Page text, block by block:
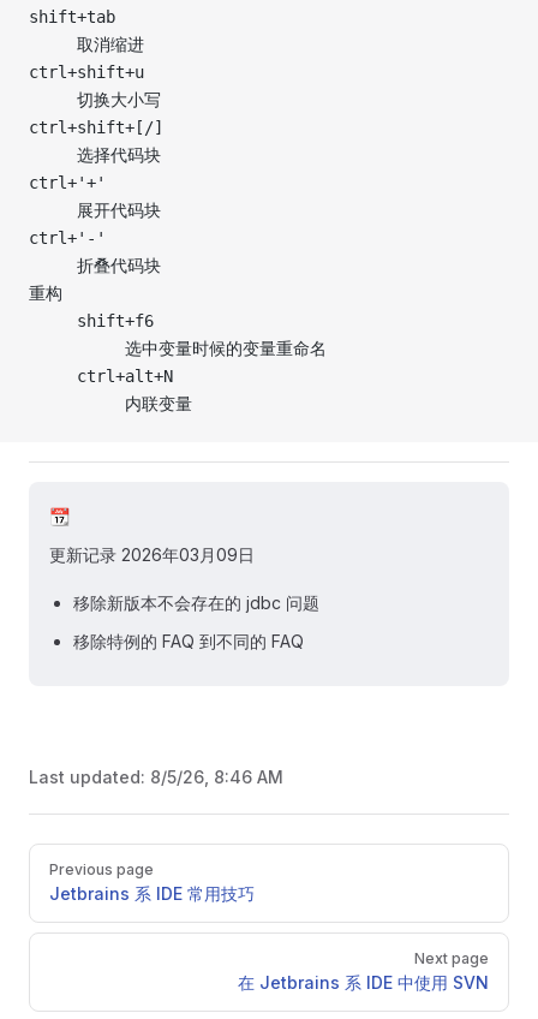
shift+tab
     取消缩进
ctrl+shift+u
     切换大小写
ctrl+shift+[/]
     选择代码块
ctrl+'+'
     展开代码块
ctrl+'-'
     折叠代码块
重构
     shift+f6
          选中变量时候的变量重命名
     ctrl+alt+N
          内联变量
📆
更新记录 2026年03月09日
移除新版本不会存在的 jdbc 问题
移除特例的 FAQ 到不同的 FAQ
Last updated: 8/5/26, 8:46 AM
PagerPrevious page
Jetbrains 系 IDE 常用技巧
Next page
在 Jetbrains 系 IDE 中使用 SVN